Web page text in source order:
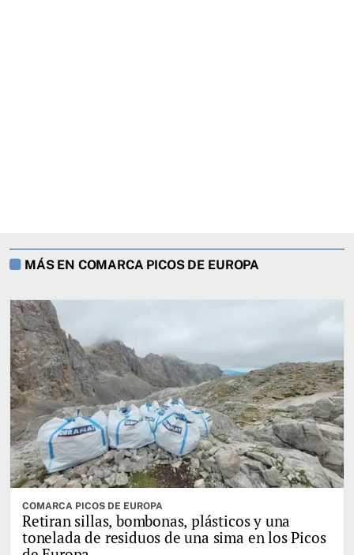
MÁS EN COMARCA PICOS DE EUROPA
COMARCA PICOS DE EUROPA
Retiran sillas, bombonas, plásticos y una
tonelada de residuos de una sima en los Picos